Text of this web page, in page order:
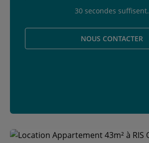
30 secondes suffisent.
NOUS CONTACTER